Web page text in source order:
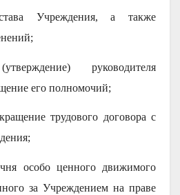
Учреждения, а также
руководителя
его полномочий;
трудового договора с
особо ценного движимого
за Учреждением на праве